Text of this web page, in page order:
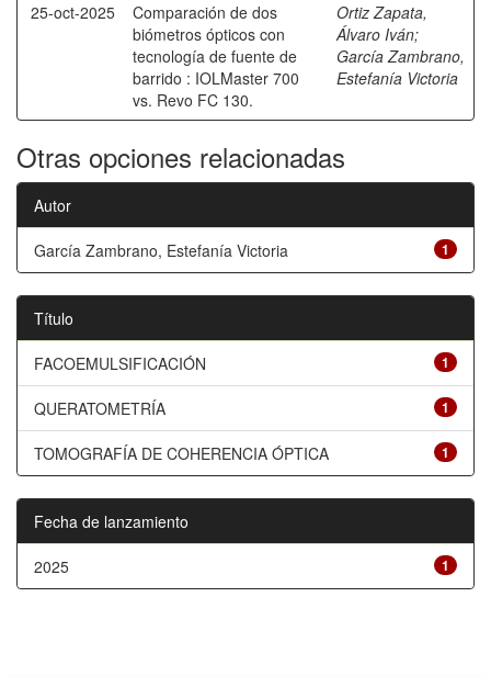
25-oct-2025
Comparación de dos
biómetros ópticos con
tecnología de fuente de
barrido : IOLMaster 700
vs. Revo FC 130.
Ortiz Zapata,
Álvaro Iván;
García Zambrano,
Estefanía Victoria
Otras opciones relacionadas
Autor
1
García Zambrano, Estefanía Victoria
Título
1
FACOEMULSIFICACIÓN
1
QUERATOMETRÍA
1
TOMOGRAFÍA DE COHERENCIA ÓPTICA
Fecha de lanzamiento
1
2025